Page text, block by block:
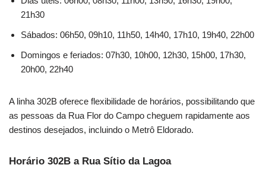
21h30
Sábados: 06h50, 09h10, 11h50, 14h40, 17h10, 19h40, 22h00
Domingos e feriados: 07h30, 10h00, 12h30, 15h00, 17h30,
20h00, 22h40
A linha 302B oferece flexibilidade de horários, possibilitando que
as pessoas da Rua Flor do Campo cheguem rapidamente aos
destinos desejados, incluindo o Metrô Eldorado.
Horário 302B a Rua Sítio da Lagoa